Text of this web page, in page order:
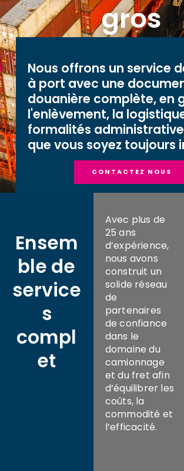
gros
Nous offrons un service
à port avec une
douanière complète, en
l'enlèvement, la
formalités
que vous soyez toujours
CONTACTEZ NOUS
Ensem
ble de
service
s
compl
et
Avec plus de
25 ans
d’expérience,
nous avons
construit un
solide réseau
de
partenaires
de confiance
dans le
domaine du
camionnage
et du fret afin
d’équilibrer les
coûts, la
commodité et
l’efficacité.